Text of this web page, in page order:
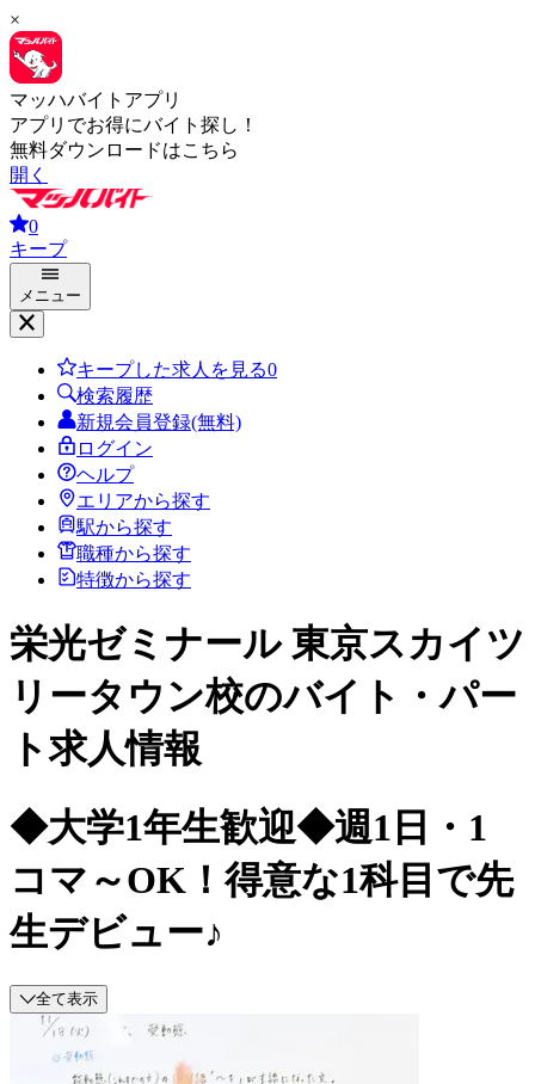
×
マッハバイトアプリ
アプリでお得にバイト探し！
無料ダウンロードはこちら
開く
0
キープ
メニュー
キープした求人を見る0
検索履歴
新規会員登録(無料)
ログイン
ヘルプ
エリアから探す
駅から探す
職種から探す
特徴から探す
栄光ゼミナール 東京スカイツ
リータウン校のバイト・パー
ト求人情報
◆大学1年生歓迎◆週1日・1
コマ～OK！得意な1科目で先
生デビュー♪
全て表示